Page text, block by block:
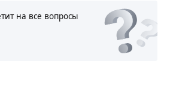
на все вопросы